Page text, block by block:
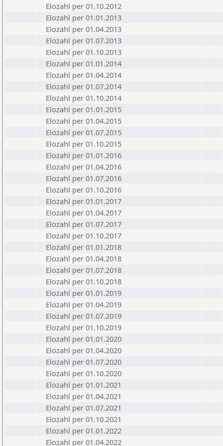
Elozahl per 01.10.2012
Elozahl per 01.01.2013
Elozahl per 01.04.2013
Elozahl per 01.07.2013
Elozahl per 01.10.2013
Elozahl per 01.01.2014
Elozahl per 01.04.2014
Elozahl per 01.07.2014
Elozahl per 01.10.2014
Elozahl per 01.01.2015
Elozahl per 01.04.2015
Elozahl per 01.07.2015
Elozahl per 01.10.2015
Elozahl per 01.01.2016
Elozahl per 01.04.2016
Elozahl per 01.07.2016
Elozahl per 01.10.2016
Elozahl per 01.01.2017
Elozahl per 01.04.2017
Elozahl per 01.07.2017
Elozahl per 01.10.2017
Elozahl per 01.01.2018
Elozahl per 01.04.2018
Elozahl per 01.07.2018
Elozahl per 01.10.2018
Elozahl per 01.01.2019
Elozahl per 01.04.2019
Elozahl per 01.07.2019
Elozahl per 01.10.2019
Elozahl per 01.01.2020
Elozahl per 01.04.2020
Elozahl per 01.07.2020
Elozahl per 01.10.2020
Elozahl per 01.01.2021
Elozahl per 01.04.2021
Elozahl per 01.07.2021
Elozahl per 01.10.2021
Elozahl per 01.01.2022
Elozahl per 01.04.2022